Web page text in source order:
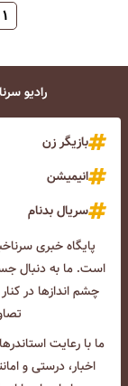
۱
رادیو سرنا
بازیگر زن
انیمیشن
سریال بدنام
پایگاه خبری
است. ما به دنبال
چشم انداز‌ها در
ما با رعایت
اخبار، درستی و